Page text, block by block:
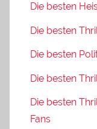
Die besten
Die besten
Die besten
Die besten
Die besten
Fans